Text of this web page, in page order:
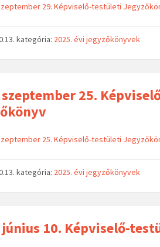
29. Képviselő-testületi
kategória: 2025. évi jegyzőkönyvek
szeptember 25.
25. Képviselő-testületi
kategória: 2025. évi jegyzőkönyvek
június 10. Képviselő-